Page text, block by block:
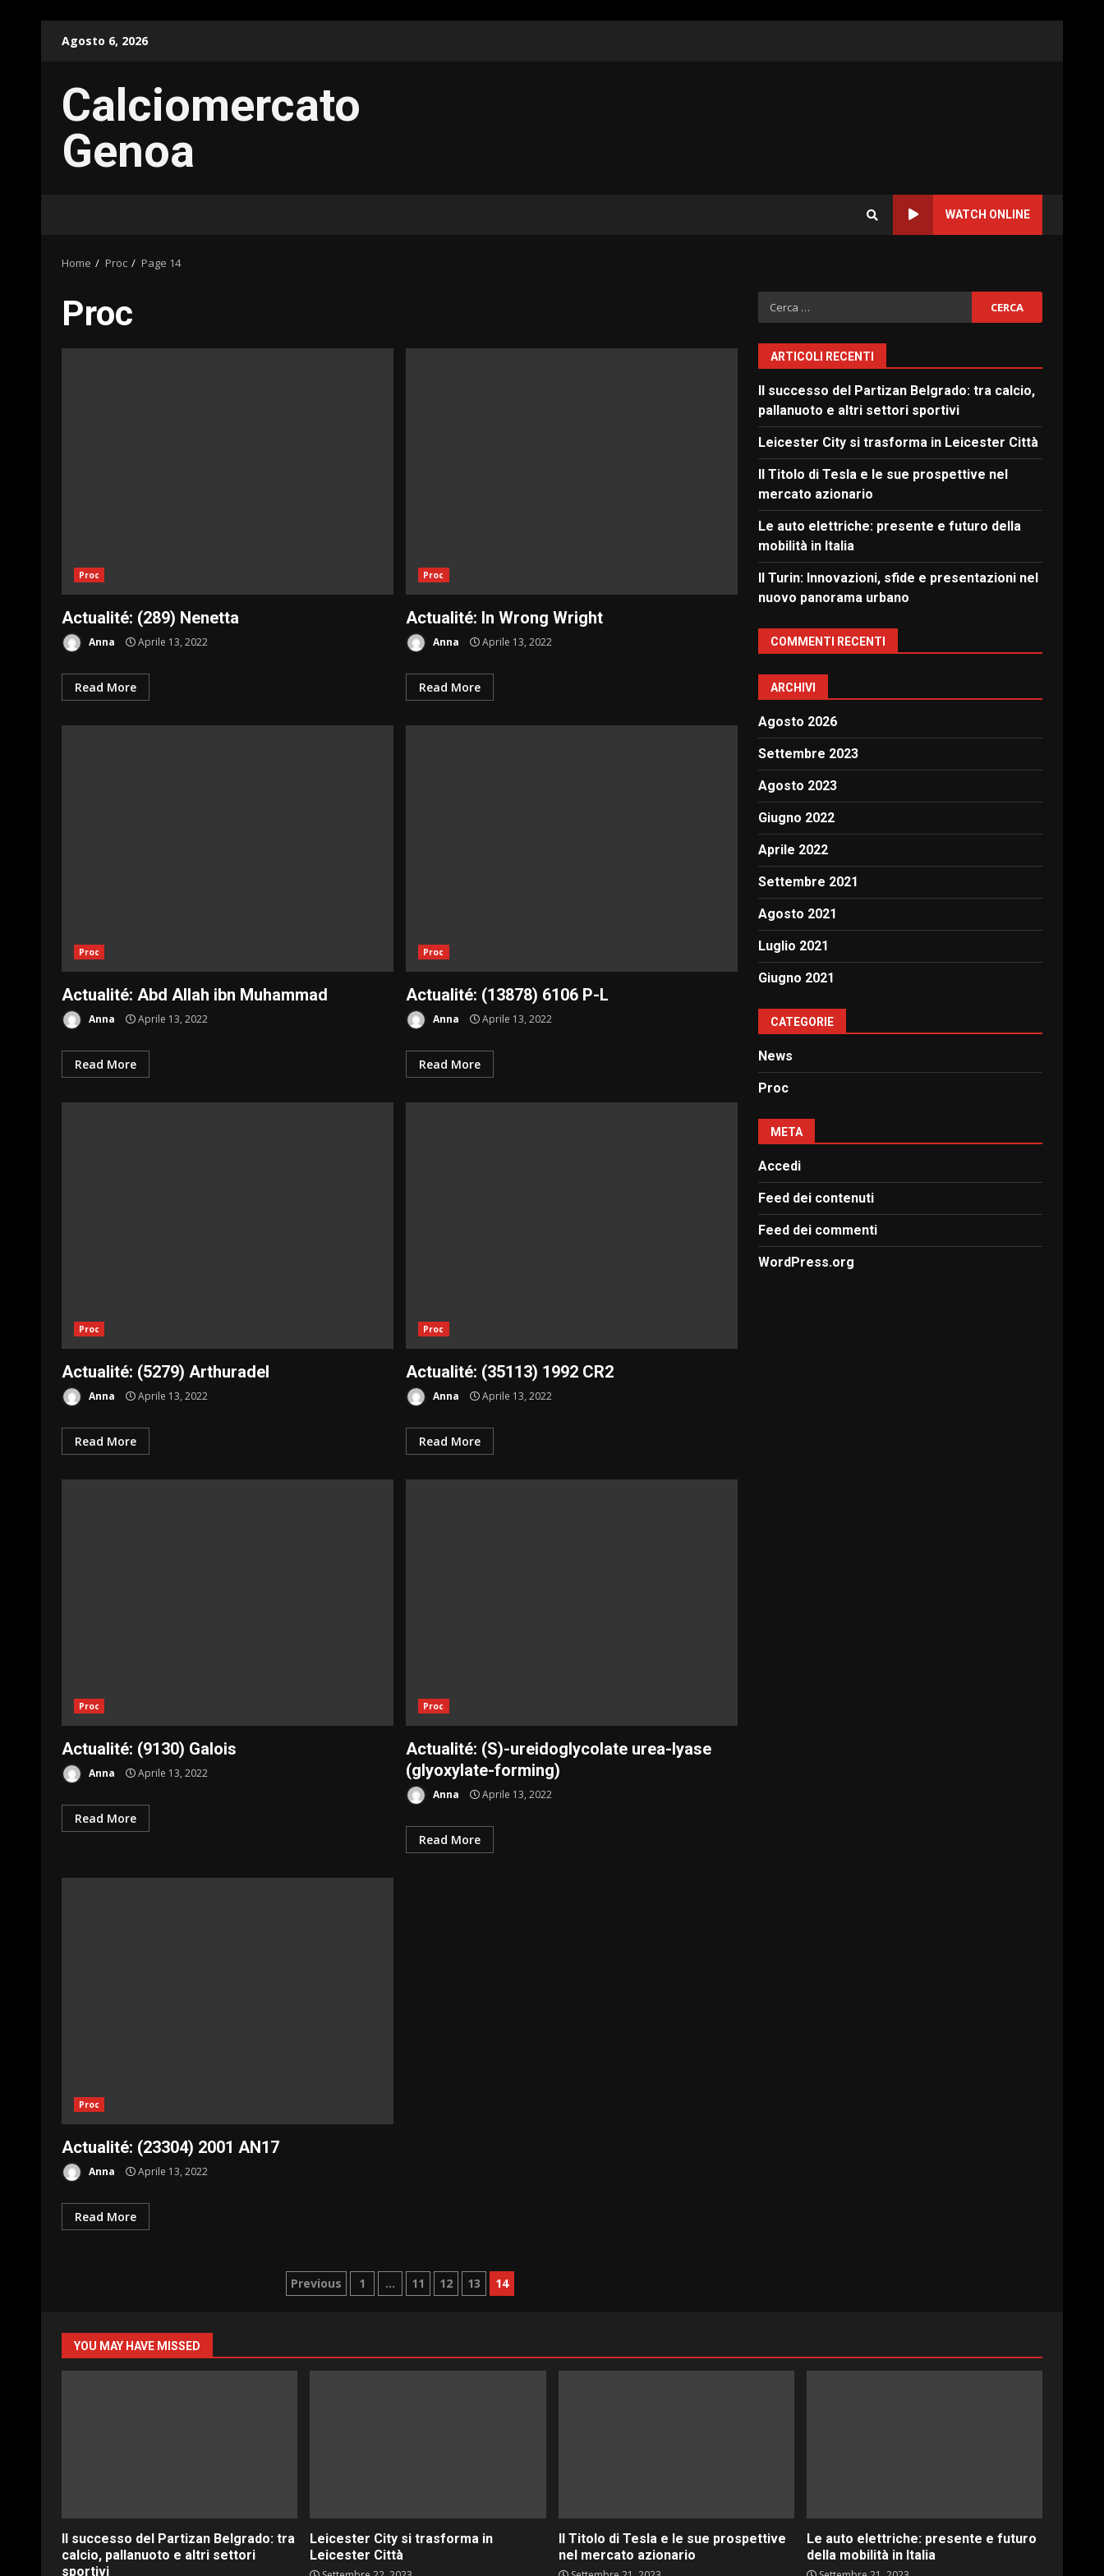
Agosto 6, 2026
Calciomercato
Genoa
WATCH ONLINE
Home Proc Page 14
Proc
Proc
Actualité: (289) Nenetta
Anna Aprile 13, 2022
Read More
Proc
Actualité: In Wrong Wright
Anna Aprile 13, 2022
Read More
Proc
Actualité: Abd Allah ibn Muhammad
Anna Aprile 13, 2022
Read More
Proc
Actualité: (13878) 6106 P-L
Anna Aprile 13, 2022
Read More
Proc
Actualité: (5279) Arthuradel
Anna Aprile 13, 2022
Read More
Proc
Actualité: (35113) 1992 CR2
Anna Aprile 13, 2022
Read More
Proc
Actualité: (9130) Galois
Anna Aprile 13, 2022
Read More
Proc
Actualité: (S)-ureidoglycolate urea-lyase
(glyoxylate-forming)
Anna Aprile 13, 2022
Read More
Proc
Actualité: (23304) 2001 AN17
Anna Aprile 13, 2022
Read More
Paginazione
articoli
Previous 1 … 11 12 13 14
Ricerca
per:
ARTICOLI RECENTI
Il successo del Partizan Belgrado: tra calcio,
pallanuoto e altri settori sportivi
Leicester City si trasforma in Leicester Città
Il Titolo di Tesla e le sue prospettive nel
mercato azionario
Le auto elettriche: presente e futuro della
mobilità in Italia
Il Turin: Innovazioni, sfide e presentazioni nel
nuovo panorama urbano
COMMENTI RECENTI
ARCHIVI
Agosto 2026
Settembre 2023
Agosto 2023
Giugno 2022
Aprile 2022
Settembre 2021
Agosto 2021
Luglio 2021
Giugno 2021
CATEGORIE
News
Proc
META
Accedi
Feed dei contenuti
Feed dei commenti
WordPress.org
YOU MAY HAVE MISSED
Il successo del Partizan Belgrado: tra
calcio, pallanuoto e altri settori
sportivi
Leicester City si trasforma in
Leicester Città
Il Titolo di Tesla e le sue prospettive
nel mercato azionario
Le auto elettriche: presente e futuro
della mobilità in Italia